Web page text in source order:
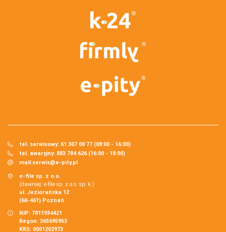
tel. serwisowy: 61 307 00 77 (08:00 - 16:00)
tel. awaryjny: 883 784 626 (16:00 - 18:00)
mail:serwis@e-pity.pl
e-file sp. z o.o.
(dawniej: e-file sp. z o.o. sp. k.)
ul. Jeziorańska 12
(60-461) Poznań
NIP: 7811934421
Regon: 365695953
KRS: 0001202973